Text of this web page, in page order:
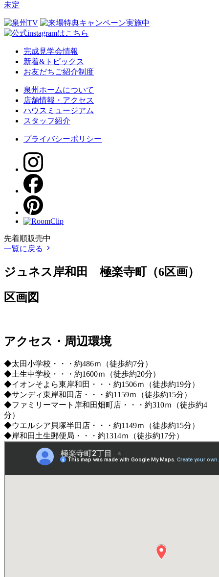
未定
完成見学会情報
新着&トピックス
お友だちご紹介制度
泉州ホームについて
店舗情報・アクセス
ハウスミュージアム
スタッフ紹介
プライバシーポリシー
先着順販売中
一覧に戻る
ジュネス岸和田 極楽寺町（6区画）
区画図
アクセス・周辺環境
◆太田小学校・・・約486ｍ（徒歩約7分）
◆土生中学校・・・約1600ｍ（徒歩約20分）
◆イオンそよら東岸和田・・・約1506ｍ（徒歩約19分）
◆サンディ東岸和田店・・・約1159ｍ（徒歩約15分）
◆ファミリーマート岸和田畑町店・・・約310ｍ（徒歩約4
分）
◆ウエルシア貝塚半田店・・・約1149ｍ（徒歩約15分）
◆岸和田土生郵便局・・・約1314ｍ（徒歩約17分）